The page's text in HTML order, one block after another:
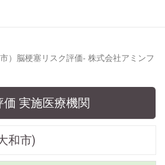
）脳梗塞リスク評価‐ 株式会社アミンフ
実施医療機関
和市)